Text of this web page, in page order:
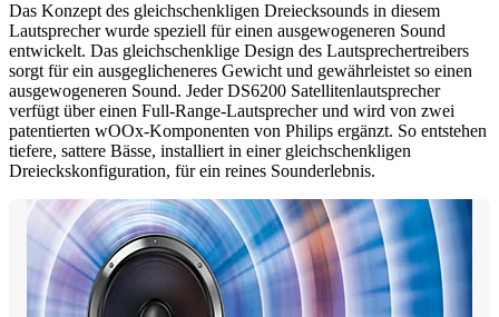
Das Konzept des gleichschenkligen Dreiecksounds in diesem
Lautsprecher wurde speziell für einen ausgewogeneren Sound
entwickelt. Das gleichschenklige Design des Lautsprechertreibers
sorgt für ein ausgeglicheneres Gewicht und gewährleistet so einen
ausgewogeneren Sound. Jeder DS6200 Satellitenlautsprecher
verfügt über einen Full-Range-Lautsprecher und wird von zwei
patentierten wOOx-Komponenten von Philips ergänzt. So entstehen
tiefere, sattere Bässe, installiert in einer gleichschenkligen
Dreieckskonfiguration, für ein reines Sounderlebnis.